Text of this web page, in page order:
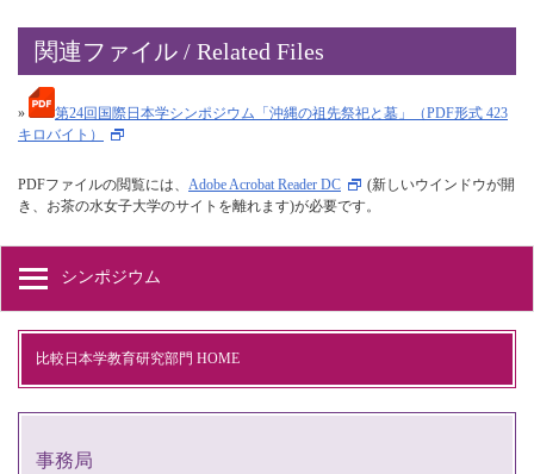
関連ファイル / Related Files
»
第24回国際日本学シンポジウム「沖縄の祖先祭祀と墓」（PDF形式 423
キロバイト）
PDFファイルの閲覧には、 Adobe Acrobat Reader DC
(新しいウインドウが開
き、お茶の水女子大学のサイトを離れます)が必要です。
シンポジウム
比較日本学教育研究部門 HOME
事務局